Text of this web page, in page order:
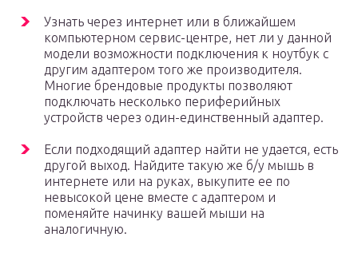
Узнать через интернет или в ближайшем
компьютерном сервис-центре, нет ли у данной
модели возможности подключения к ноутбук с
другим адаптером того же производителя.
Многие брендовые продукты позволяют
подключать несколько периферийных
устройств через один-единственный адаптер.
Если подходящий адаптер найти не удается, есть
другой выход. Найдите такую же б/у мышь в
интернете или на руках, выкупите ее по
невысокой цене вместе с адаптером и
поменяйте начинку вашей мыши на
аналогичную.